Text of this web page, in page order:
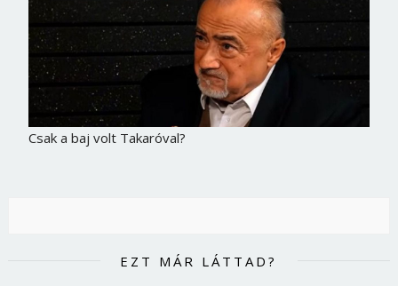
Csak a baj volt Takaróval?
EZT MÁR LÁTTAD?